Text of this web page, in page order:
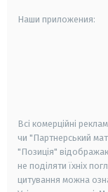
Наши приложения:
Всі комерційні
чи "Партнерський
"Позиція"
не поділяти їхніх
цитування можна